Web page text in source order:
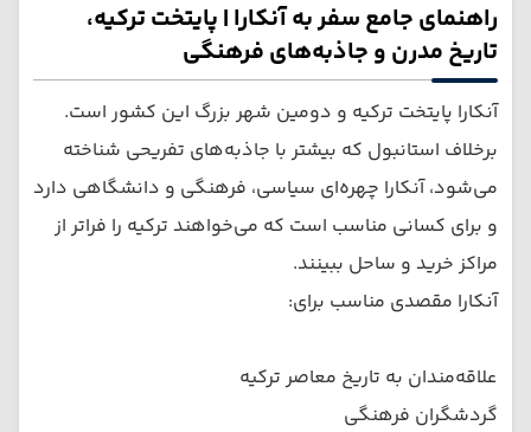
راهنمای جامع سفر به آنکارا | پایتخت ترکیه،
تاریخ مدرن و جاذبه‌های فرهنگی
آنکارا پایتخت ترکیه و دومین شهر بزرگ این کشور است.
برخلاف استانبول که بیشتر با جاذبه‌های تفریحی شناخته
می‌شود، آنکارا چهره‌ای سیاسی، فرهنگی و دانشگاهی دارد
و برای کسانی مناسب است که می‌خواهند ترکیه را فراتر از
مراکز خرید و ساحل ببینند.
آنکارا مقصدی مناسب برای:
علاقه‌مندان به تاریخ معاصر ترکیه
گردشگران فرهنگی